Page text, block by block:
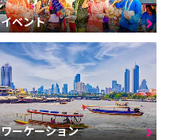
イベント
ワーケーション